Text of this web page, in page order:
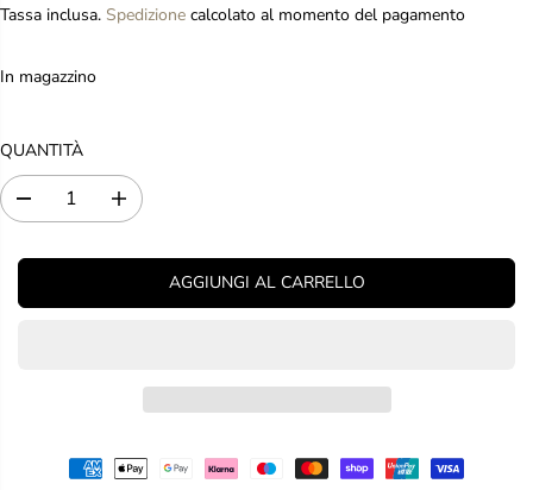
R
Z
D
V
E
Z
A
Tassa inclusa. Spedizione calcolato al momento del pagamento
In magazzino
QUANTITÀ
i
u
A
u
t
u
AGGIUNGI AL CARRELLO